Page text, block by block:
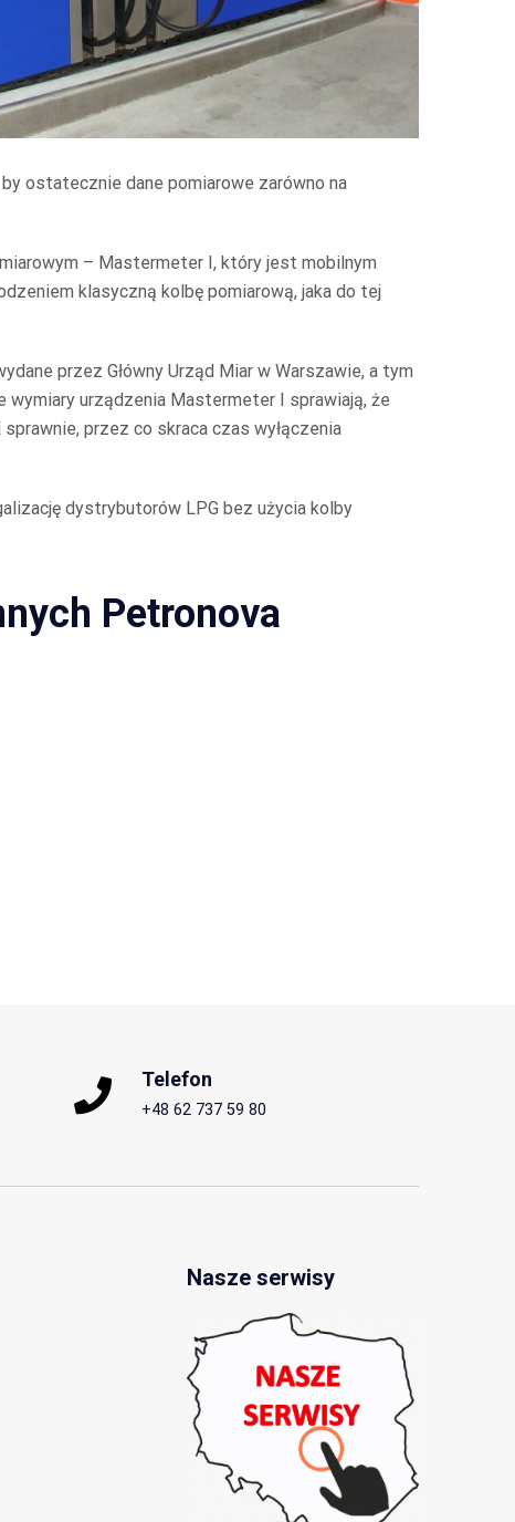
ostatecznie dane pomiarowe zarówno na
– Mastermeter I, który jest mobilnym
klasyczną kolbę pomiarową, jaka do tej
przez Główny Urząd Miar w Warszawie, a tym
urządzenia Mastermeter I sprawiają, że
przez co skraca czas wyłączenia
dystrybutorów LPG bez użycia kolby
Petronova
Telefon
+48 62 737 59 80
Nasze serwisy